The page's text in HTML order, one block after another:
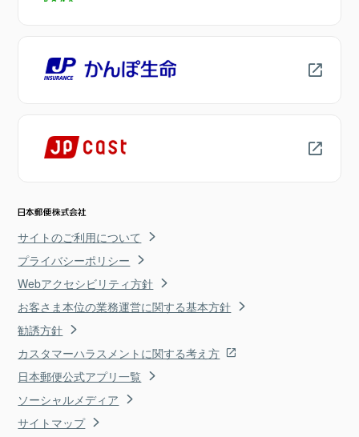
サイトのご利用について
プライバシーポリシー
Webアクセシビリティ方針
お客さま本位の業務運営に関する基本方針
勧誘方針
カスタマーハラスメントに関する考え方
日本郵便公式アプリ一覧
ソーシャルメディア
サイトマップ